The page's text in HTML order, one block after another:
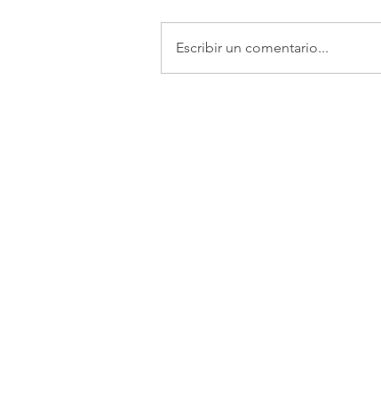
Escribir un comentario...